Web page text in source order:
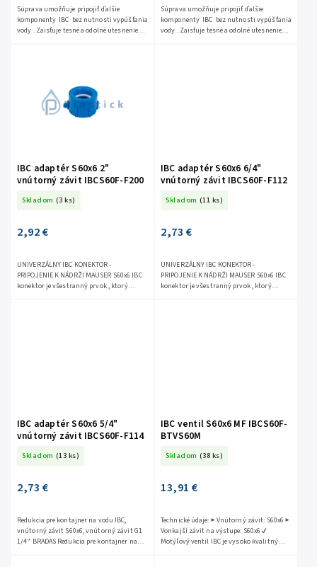
Súprava umožňuje pripojiť ďalšie
komponenty IBC bez nutnosti vypúšťania
vody . Zaisťuje tesné a odolné utesnenie
Súprava umožňuje pripojiť ďalšie
komponenty IBC bez nutnosti vypúšťania
vody . Zaisťuje tesné a odolné utesnenie
IBC adaptér S60x6 2"
vnútorný závit IBCS60F-F200
Skladom (3 ks)
2,92 €
UNIVERZÁLNY IBC KONEKTOR -
PRIPOJENIE K NÁDRŽI MAUSER S60x6 IBC
konektor je všestranný prvok , ktorý
IBC adaptér S60x6 6/4"
vnútorný závit IBCS60F-F112
Skladom (11 ks)
2,73 €
UNIVERZÁLNY IBC KONEKTOR -
PRIPOJENIE K NÁDRŽI MAUSER S60x6 IBC
konektor je všestranný prvok , ktorý
IBC adaptér S60x6 5/4"
vnútorný závit IBCS60F-F114
Skladom (13 ks)
2,73 €
Redukcia pre kontajner na vodu IBC,
vnútorný závit S60x6, vnútorný závit G1
1/4" BRADAS Redukcia pre kontajner na
IBC ventil S60x6 MF IBCS60F-
BTVS60M
Skladom (38 ks)
13,91 €
Technické údaje: ▶ Vnútorný závit: S60x6 ▶
Vonkajší závit na výstupe: S60x6 ✔
Motýľový ventil IBC je vysoko kvalitný